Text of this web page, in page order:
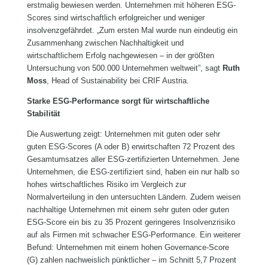
erstmalig bewiesen werden. Unternehmen mit höheren ESG-
Scores sind wirtschaftlich erfolgreicher und weniger
insolvenzgefährdet. „Zum ersten Mal wurde nun eindeutig ein
Zusammenhang zwischen Nachhaltigkeit und
wirtschaftlichem Erfolg nachgewiesen – in der größten
Untersuchung von 500.000 Unternehmen weltweit”, sagt Ruth
Moss, Head of Sustainability bei CRIF Austria.
Starke ESG-Performance sorgt für wirtschaftliche
Stabilität
Die Auswertung zeigt: Unternehmen mit guten oder sehr
guten ESG-Scores (A oder B) erwirtschaften 72 Prozent des
Gesamtumsatzes aller ESG-zertifizierten Unternehmen. Jene
Unternehmen, die ESG-zertifiziert sind, haben ein nur halb so
hohes wirtschaftliches Risiko im Vergleich zur
Normalverteilung in den untersuchten Ländern. Zudem weisen
nachhaltige Unternehmen mit einem sehr guten oder guten
ESG-Score ein bis zu 35 Prozent geringeres Insolvenzrisiko
auf als Firmen mit schwacher ESG-Performance. Ein weiterer
Befund: Unternehmen mit einem hohen Governance-Score
(G) zahlen nachweislich pünktlicher – im Schnitt 5,7 Prozent